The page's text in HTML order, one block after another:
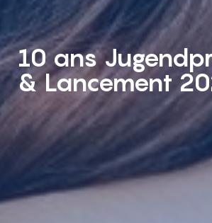
10 ans
& Lancement